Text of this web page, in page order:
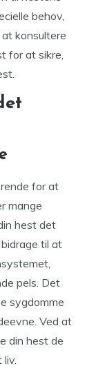
behov,
konsultere
for at sikre,
for at
mange
hest det
til at
pels. Det
sygdomme
Ved at
din hest de